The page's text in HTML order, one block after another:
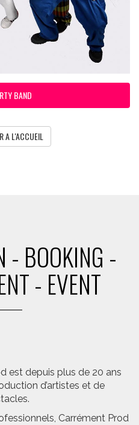
BAND
A L'ACCUEIL
- BOOKING -
- EVENT
est depuis plus de 20 ans
d’artistes et de
Carrément Prod